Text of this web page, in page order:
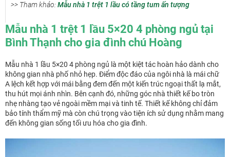
>> Tham khảo:Mẫu nhà 1 trệt 1 lầu có tầng tum ấn tượng
Mẫu nhà 1 trệt 1 lầu 5×20 4 phòng ngủ tại
Bình Thạnh cho gia đình chú Hoàng
Mẫu nhà 1 lầu 5×20 4 phòng ngủ là một kiệt tác hoàn hảo dành cho
không gian nhà phố nhỏ hẹp. Điểm độc đáo của ngôi nhà là mái chữ
A lệch kết hợp với mái bằng đem đến một kiến trúc ngoại thất lạ mắt,
thu hút mọi ánh nhìn. Bên cạnh đó, những góc nhà thiết kế bo tròn
nhẹ nhàng tạo vẻ ngoài mềm mại và tinh tế. Thiết kế không chỉ đảm
bảo tính thẩm mỹ mà còn chú trọng vào tiện ích sử dụng nhằm mang
đến không gian sống tối ưu hóa cho gia đình.